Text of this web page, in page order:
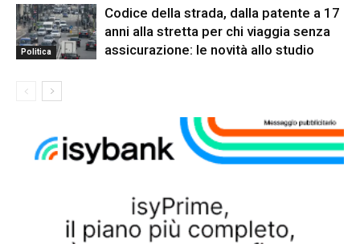
Politica
Codice della strada, dalla patente a 17
anni alla stretta per chi viaggia senza
assicurazione: le novità allo studio